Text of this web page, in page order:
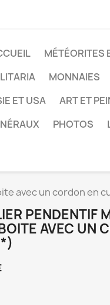
MÉTÉORITES
MONNAIES
ET USA
ART ET
PHOTOS
avec un cordon en
PENDENTIF
AVEC UN